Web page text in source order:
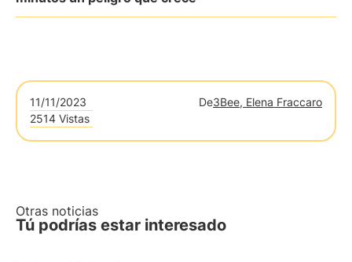
11/11/2023 De3Bee, Elena Fraccaro
2514 Vistas
Otras noticias
Tú podrías estar interesado